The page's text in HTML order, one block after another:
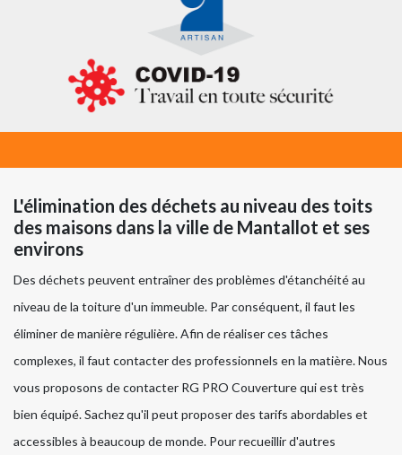
L'élimination des déchets au niveau des toits
des maisons dans la ville de Mantallot et ses
environs
Des déchets peuvent entraîner des problèmes d'étanchéité au
niveau de la toiture d'un immeuble. Par conséquent, il faut les
éliminer de manière régulière. Afin de réaliser ces tâches
complexes, il faut contacter des professionnels en la matière. Nous
vous proposons de contacter RG PRO Couverture qui est très
bien équipé. Sachez qu'il peut proposer des tarifs abordables et
accessibles à beaucoup de monde. Pour recueillir d'autres